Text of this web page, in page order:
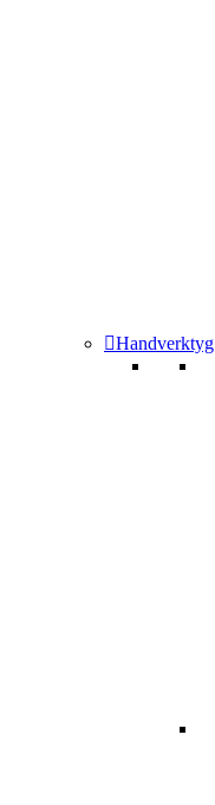
Handverktyg